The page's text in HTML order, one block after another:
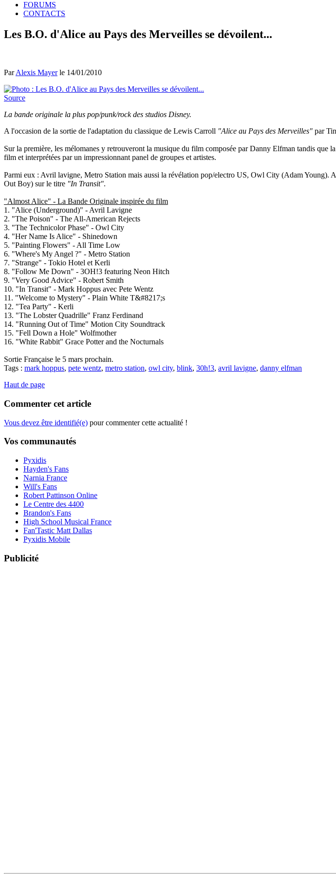
FORUMS
CONTACTS
Les B.O. d'Alice au Pays des Merveilles se dévoilent...
ParAlexis Mayerle 14/01/2010
Source
La bande originale la plus pop/punk/rock des studios Disney.
A l'occasion de la sortie de l'adaptation du classique de Lewis Carroll "Alice au Pays des Merveilles" par
Sur la première, les mélomanes y retrouveront la musique du film composée par Danny Elfman tandis
film et interprétées par un impressionnant panel de groupes et artistes.
Parmi eux : Avril lavigne, Metro Station mais aussi la révélation pop/electro US, Owl City (Adam Young).
Out Boy) sur le titre "In Transit".
"Almost Alice" - La Bande Originale inspirée du film
1. "Alice (Underground)" - Avril Lavigne
2. "The Poison" - The All-American Rejects
3. "The Technicolor Phase" - Owl City
4. "Her Name Is Alice" - Shinedown
5. "Painting Flowers" - All Time Low
6. "Where's My Angel ?" - Metro Station
7. "Strange" - Tokio Hotel et Kerli
8. "Follow Me Down" - 3OH!3 featuring Neon Hitch
9. "Very Good Advice" - Robert Smith
10. "In Transit" - Mark Hoppus avec Pete Wentz
11. "Welcome to Mystery" - Plain White T&#8217;s
12. "Tea Party" - Kerli
13. "The Lobster Quadrille" Franz Ferdinand
14. "Running Out of Time" Motion City Soundtrack
15. "Fell Down a Hole" Wolfmother
16. "White Rabbit" Grace Potter and the Nocturnals
Sortie Française le 5 mars prochain.
Tags : mark hoppus, pete wentz, metro station, owl city, blink, 30h!3, avril lavigne, danny elfman
Haut de page
Commenter cet article
Vous devez être identifié(e) pour commenter cette actualité !
Vos communautés
Pyxidis
Hayden's Fans
Narnia France
Will's Fans
Robert Pattinson Online
Le Centre des 4400
Brandon's Fans
High School Musical France
Fan'Tastic Matt Dallas
Pyxidis Mobile
Publicité